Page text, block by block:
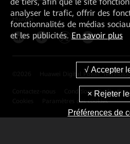
Huawei
Huawei Digital Power
Conditions d'utilisation
Paramètres des cookies
analyser le trafic, offrir des
fonctionnalités de médias
et les publicités. En savoir plus
Préférences de